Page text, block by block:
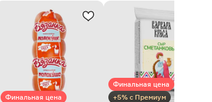
Финальная цена
Финальная цена
+5% с Премиум